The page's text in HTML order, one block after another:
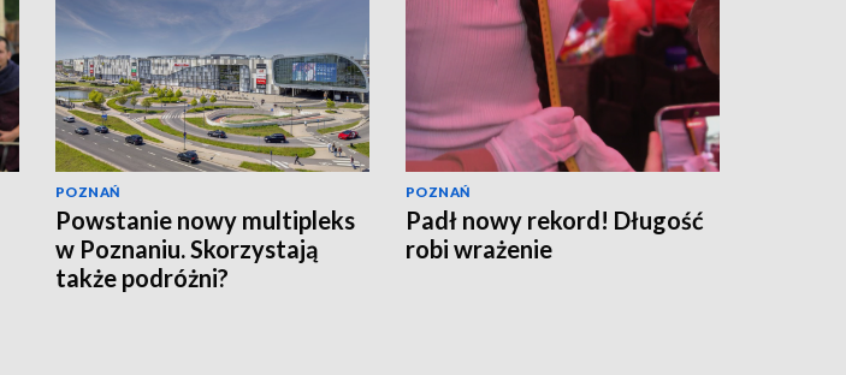
POZNAŃ
Powstanie nowy multipleks
w Poznaniu. Skorzystają
także podróżni?
POZNAŃ
Padł nowy rekord! Długość
robi wrażenie